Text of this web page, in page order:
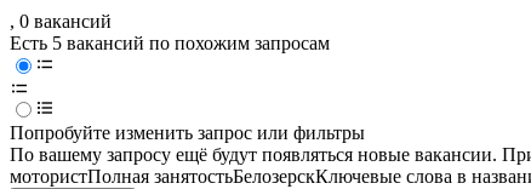
, 0 вакансий
Есть 5 вакансий по похожим запросам
Попробуйте изменить запрос или фильтры
По вашему запросу ещё будут появляться новые вакансии.
мотористПолная занятостьБелозерскКлючевые слова в